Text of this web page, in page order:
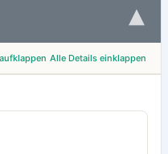
▾
Alle Details einklappen